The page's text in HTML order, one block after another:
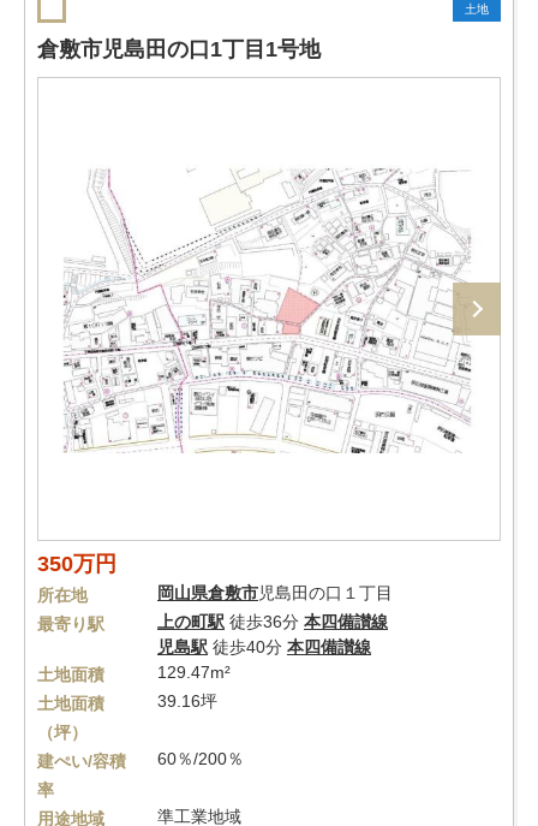
土地
倉敷市児島田の口1丁目1号地
350万円
所在地 岡山県倉敷市児島田の口１丁目
最寄り駅
上の町駅 徒歩36分 本四備讃線
児島駅 徒歩40分 本四備讃線
土地面積
129.47m²
土地面積
（坪）
39.16坪
建ぺい/容積
率
60％/200％
用途地域
準工業地域